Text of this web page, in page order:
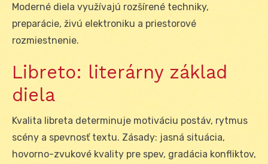
Moderné diela využívajú rozšírené techniky,
preparácie, živú elektroniku a priestorové
rozmiestnenie.
Libreto: literárny základ
diela
Kvalita libreta determinuje motiváciu postáv, rytmus
scény a spevnosť textu. Zásady: jasná situácia,
hovorno-zvukové kvality pre spev, gradácia konfliktov,